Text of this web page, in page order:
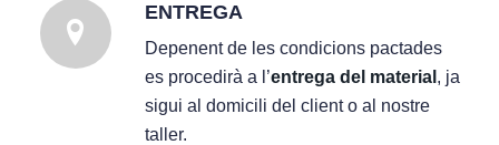
ENTREGA
Depenent de les condicions pactades
es procedirà a l’entrega del material , ja
sigui al domicili del client o al nostre
taller.